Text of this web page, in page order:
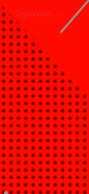
Síguenos...